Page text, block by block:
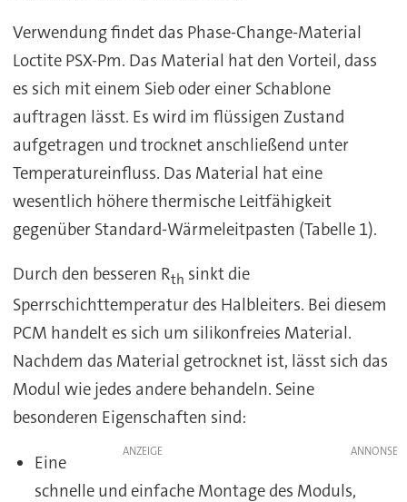
Verwendung findet das Phase-Change-Material
Loctite PSX-Pm. Das Material hat den Vorteil, dass
es sich mit einem Sieb oder einer Schablone
auftragen lässt. Es wird im flüssigen Zustand
aufgetragen und trocknet anschließend unter
Temperatureinfluss. Das Material hat eine
wesentlich höhere thermische Leitfähigkeit
gegenüber Standard-Wärmeleitpasten (Tabelle 1).
Durch den besseren Rth sinkt die
Sperrschichttemperatur des Halbleiters. Bei diesem
PCM handelt es sich um silikonfreies Material.
Nachdem das Material getrocknet ist, lässt sich das
Modul wie jedes andere behandeln. Seine
besonderen Eigenschaften sind:
ANZEIGE
Eine
schnelle und einfache Montage des Moduls,